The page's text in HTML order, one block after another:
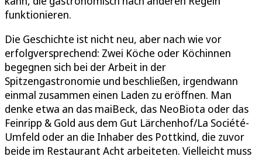
funktionieren.
Die Geschichte ist nicht neu, aber nach wie vor
erfolgversprechend: Zwei Köche oder Köchinnen
begegnen sich bei der Arbeit in der
Spitzengastronomie und beschließen, irgendwann
einmal zusammen einen Laden zu eröffnen. Man
denke etwa an das maiBeck, das NeoBiota oder das
Feinripp & Gold aus dem Gut Lärchenhof/La Société-
Umfeld oder an die Inhaber des Pottkind, die zuvor
beide im Restaurant Acht arbeiteten. Vielleicht muss